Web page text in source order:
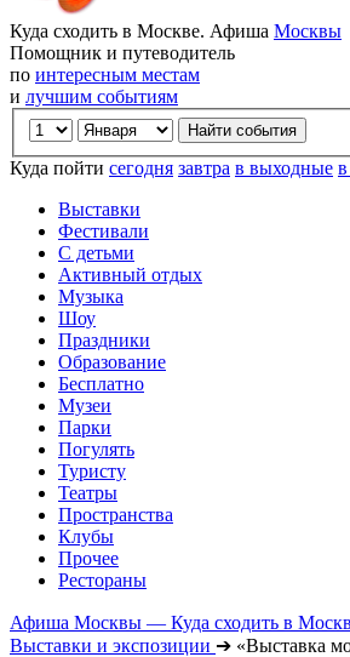
Куда сходить в Москве. Афиша Москвы
Помощник и путеводитель
по интересным местам
и лучшим событиям
Куда пойти сегодня завтра в выходные
Выставки
Фестивали
С детьми
Активный отдых
Музыка
Шоу
Праздники
Образование
Бесплатно
Музеи
Парки
Погулять
Туристу
Театры
Пространства
Клубы
Прочее
Рестораны
Афиша Москвы — Куда сходить в
Выставки и экспозиции ➔ «Выставка